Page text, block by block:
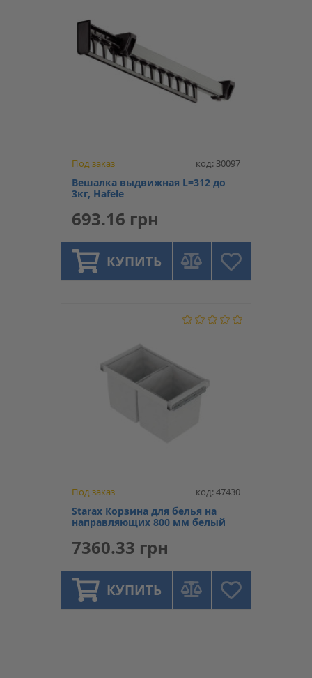
Под заказ код: 30097
Вешалка выдвижная L=312 до
3кг, Hafele
693.16 грн
КУПИТЬ
Под заказ код: 47430
Starax Корзина для белья на
направляющих 800 мм белый
7360.33 грн
КУПИТЬ